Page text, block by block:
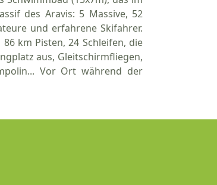
des Aravis: 5 Massive, 52
und erfahrene Skifahrer.
km Pisten, 24 Schleifen, die
aus, Gleitschirmfliegen,
Vor Ort während der